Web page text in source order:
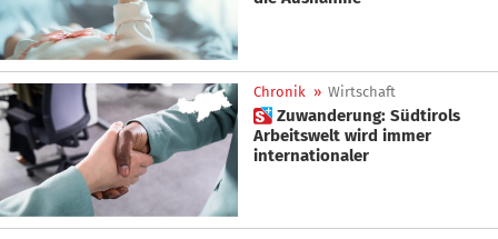
Chronik » Wirtschaft
 Zuwanderung: Südtirols
Arbeitswelt wird immer
internationaler